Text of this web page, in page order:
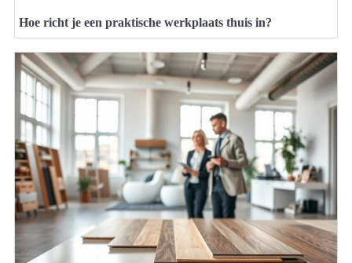
Hoe richt je een praktische werkplaats thuis in?